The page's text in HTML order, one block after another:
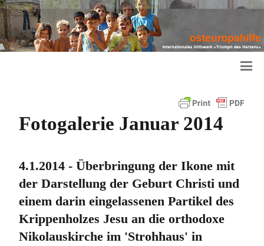
Fotogalerie Januar 2014
4.1.2014 - Überbringung der Ikone mit
der Darstellung der Geburt Christi und
einem darin eingelassenen Partikel des
Krippenholzes Jesu an die orthodoxe
Nikolauskirche im 'Strohhaus' in